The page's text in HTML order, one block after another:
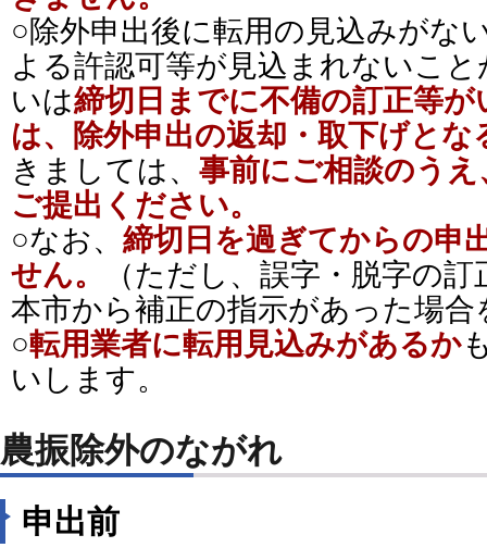
○除外申出後に転用の見込みがな
よる許認可等が見込まれないこ
いは締切日までに不備の訂正等
は、除外申出の返却・取下げと
きましては、 事前にご相談のう
ご提出ください。
○なお、 締切日を過ぎてからの申
せん。
（ただし、誤字・脱字の
本市から補正の指示があった場合
○転用業者に転用見込みがあるか
いします。
農振除外のながれ
申出前